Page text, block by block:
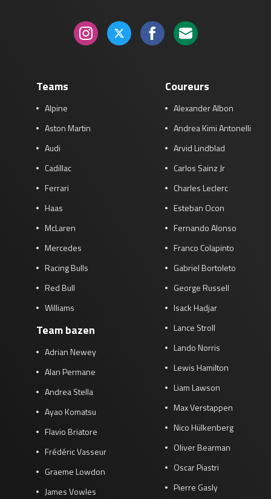
Teams
Alpine
Aston Martin
Audi
Cadillac
Ferrari
Haas
McLaren
Mercedes
Racing Bulls
Red Bull
Williams
Team bazen
Adrian Newey
Alan Permane
Andrea Stella
Ayao Komatsu
Flavio Briatore
Frédéric Vasseur
Graeme Lowdon
James Vowles
Coureurs
Alexander Albon
Andrea Kimi Antonelli
Arvid Lindblad
Carlos Sainz Jr
Charles Leclerc
Esteban Ocon
Fernando Alonso
Franco Colapinto
Gabriel Bortoleto
George Russell
Isack Hadjar
Lance Stroll
Lando Norris
Lewis Hamilton
Liam Lawson
Max Verstappen
Nico Hülkenberg
Oliver Bearman
Oscar Piastri
Pierre Gasly